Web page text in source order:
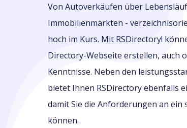
Von Autoverkäufen über
Immobilienmärkten -
hoch im Kurs. Mit RSDirectory!
Directory-Webseite erstellen, auch
Kenntnisse. Neben den
bietet Ihnen RSDirectory ebenfalls
damit Sie die Anforderungen an
können.